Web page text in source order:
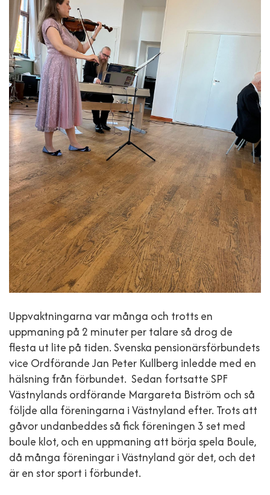
Uppvaktningarna var många och trotts en
uppmaning på 2 minuter per talare så drog de
flesta ut lite på tiden. Svenska pensionärsförbundets
vice Ordförande Jan Peter Kullberg inledde med en
hälsning från förbundet. Sedan fortsatte SPF
Västnylands ordförande Margareta Biström och så
följde alla föreningarna i Västnyland efter. Trots att
gåvor undanbeddes så fick föreningen 3 set med
boule klot, och en uppmaning att börja spela Boule,
då många föreningar i Västnyland gör det, och det
är en stor sport i förbundet.